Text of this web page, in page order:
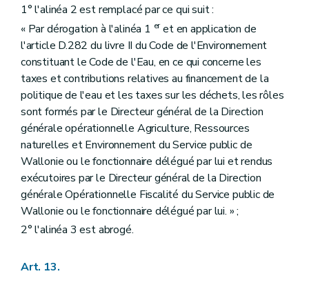
1° l'alinéa 2 est remplacé par ce qui suit :
« Par dérogation à l'alinéa 1 eret en application de
l'article D.282 du livre II du Code de l'Environnement
constituant le Code de l'Eau, en ce qui concerne les
taxes et contributions relatives au financement de la
politique de l'eau et les taxes sur les déchets, les rôles
sont formés par le Directeur général de la Direction
générale opérationnelle Agriculture, Ressources
naturelles et Environnement du Service public de
Wallonie ou le fonctionnaire délégué par lui et rendus
exécutoires par le Directeur général de la Direction
générale Opérationnelle Fiscalité du Service public de
Wallonie ou le fonctionnaire délégué par lui. » ;
2° l'alinéa 3 est abrogé.
Art. 13.